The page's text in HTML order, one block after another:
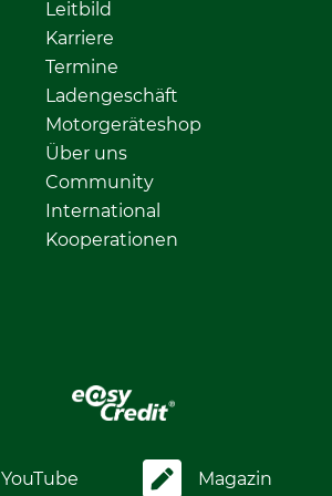
Leitbild
Karriere
Termine
Ladengeschäft
Motorgeräteshop
Über uns
Community
International
Kooperationen
YouTube Magazin